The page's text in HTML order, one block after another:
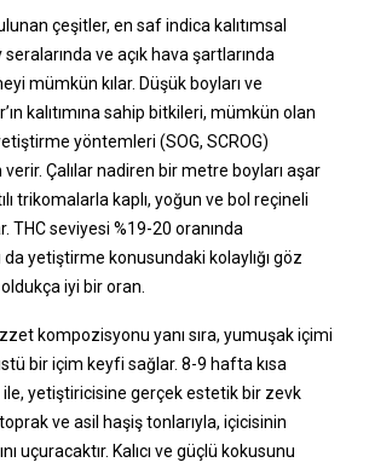
çeşitler, en saf indica kalıtımsal
ve açık hava şartlarında
mümkün kılar. Düşük boyları ve
kalıtımına sahip bitkileri, mümkün olan
yöntemleri (SOG, SCROG)
Çalılar nadiren bir metre boyları aşar
trikomalarla kaplı, yoğun ve bol reçineli
THC seviyesi %19-20 oranında
da yetiştirme konusundaki kolaylığı göz
iyi bir oran.
kompozisyonu yanı sıra, yumuşak içimi
bir içim keyfi sağlar. 8-9 hafta kısa
yetiştiricisine gerçek estetik bir zevk
ve asil haşiş tonlarıyla, içicisinin
uçuracaktır. Kalıcı ve güçlü kokusunu